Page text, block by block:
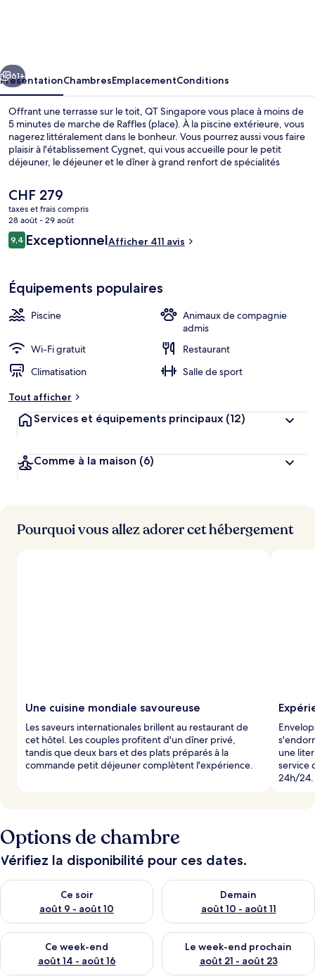
Suivant
61+
PrésentationChambresEmplacementConditions
Offrant une terrasse sur le toit, QT Singapore vous place à moins de
5 minutes de marche de Raffles (place). À la piscine extérieure, vous
nagerez littéralement dans le bonheur. Vous pourrez aussi vous faire
plaisir à l'établissement Cygnet, qui vous accueille pour le petit
déjeuner, le déjeuner et le dîner à grand renfort de spécialités
bars/lounges, un bar en bord de piscine et une salle de fitness
ouverte 24 h/24. Les autres voyageurs adorent le personnel
attentionné et l'emplacement. Les transports publics se situent à
une courte distance à pied : Station Telok Ayer est à 5 min et Station
Downtown, à 6 min.
Le
prix
actuel
est
de
CHF 279
taxes et frais compris
28 août - 29 août
Avis
voyageurs
9,49,4 sur 10
ExceptionnelAfficher 411 avis
Équipements populaires
Piscine
Animaux de compagnie
admis
Wi-Fi gratuit
Restaurant
Climatisation
Salle de sport
Tout afficher
Services et équipements principaux (12)
Comme à la maison (6)
Pourquoi vous allez adorer cet hébergement
Une cuisine mondiale savoureuse
Les saveurs internationales brillent au restaurant de
cet hôtel. Les couples profitent d'un dîner privé,
tandis que deux bars et des plats préparés à la
commande petit déjeuner complètent l'expérience.
une
service
24h/24.
Options de chambre
Vérifiez la disponibilité pour ces dates.
Ce soir
août 9 - août 10
Vérifier la disponibilité pour ce soir août 9 - août 10
Demain
août 10 - août 11
Vérifier la disponibilité pour
Ce week-end
août 14 - août 16
Vérifier la disponibilité pour ce week-end août 14 - août 16
Le week-end prochain
août 21 - août 23
Vérifier la disponibilité pour